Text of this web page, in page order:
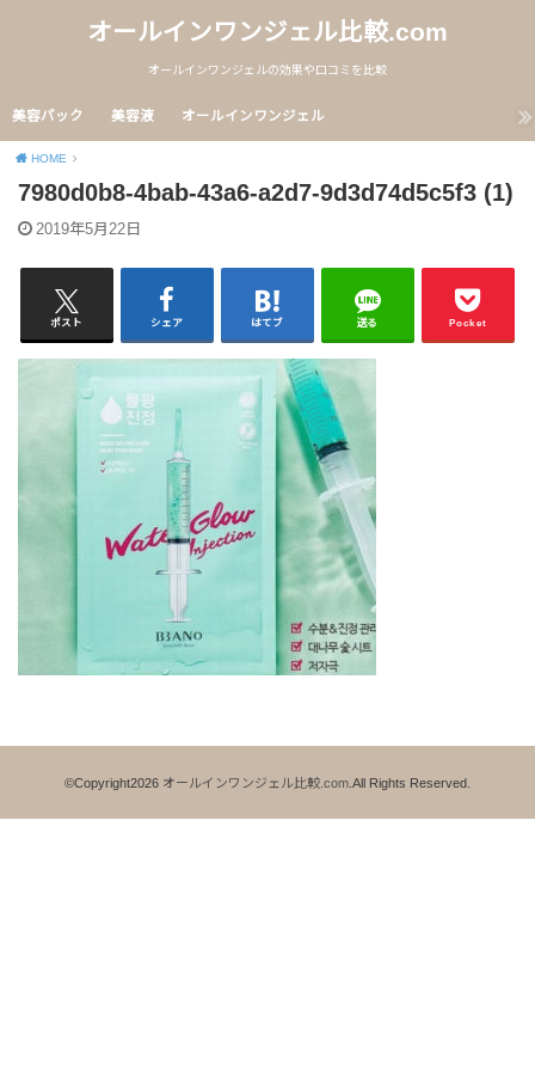
オールインワンジェル比較.com
オールインワンジェルの効果や口コミを比較
美容パック 美容液 オールインワンジェル
HOME
7980d0b8-4bab-43a6-a2d7-9d3d74d5c5f3 (1)
2019年5月22日
ポスト シェア はてブ 送る Pocket
©Copyright2026 オールインワンジェル比較.com.All Rights Reserved.